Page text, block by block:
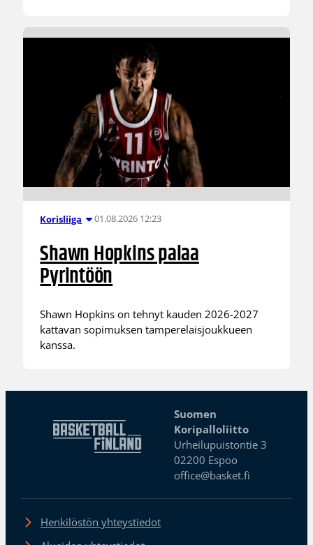
Korisliiga 01.08.2026 12:23
Shawn Hopkins palaa
Pyrintöön
Shawn Hopkins on tehnyt kauden 2026-2027
kattavan sopimuksen tamperelaisjoukkueen
kanssa.
Suomen
Koripalloliitto
Urheilupuistontie 3
02200 Espoo
office@basket.fi
Henkilöstön yhteystiedot